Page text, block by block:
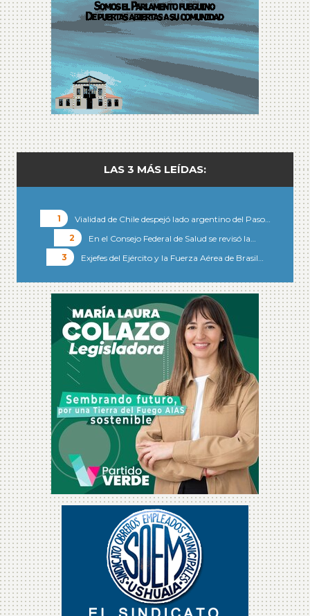
LAS 3 MÁS LEÍDAS:
Vialidad de Chile despejó lado argentino del Paso…
En el Consejo Federal de Salud se revisó la…
Exjefes del Ejército y la Fuerza Aérea de Brasil…